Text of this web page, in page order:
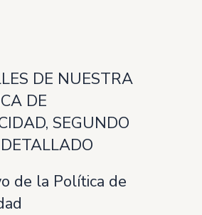
DE NUESTRA
DE
SEGUNDO
de la Política de